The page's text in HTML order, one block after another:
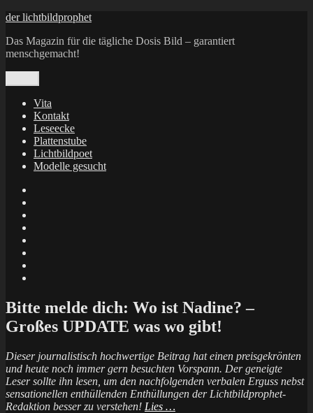
Zum
springen
der lichtbildprophet
Das Magazin für die tägliche Dosis Bild – garantiert
menschgemacht!
Vita
Kontakt
Leseecke
Plattenstube
Lichtbildpoet
Modelle gesucht
Bitte melde dich: Wo ist Nadine? –
Großes UPDATE was wo gibt!
Dieser journalistisch hochwertige Beitrag hat einen preisgekrönten
und heute noch immer gern besuchten Vorspann. Der geneigte
Leser sollte ihn lesen, um den nachfolgenden verbalen Erguss nebst
sensationellen enthüllenden Enthüllungen der Lichtbildprophet-
Redaktion besser zu verstehen! Lies …